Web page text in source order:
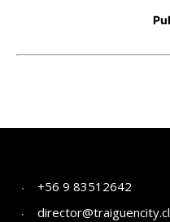
+56 9 83512642
director@traiguencity.cl